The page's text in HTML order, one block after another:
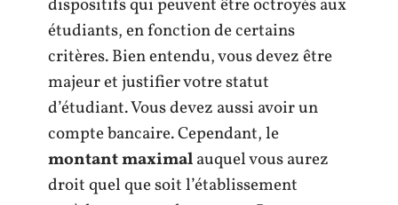
dispositifs qui peuvent être octroyés aux
étudiants, en fonction de certains
critères. Bien entendu, vous devez être
majeur et justifier votre statut
d’étudiant. Vous devez aussi avoir un
compte bancaire. Cependant, le
montant maximalauquel vous aurez
droit quel que soit l’établissement